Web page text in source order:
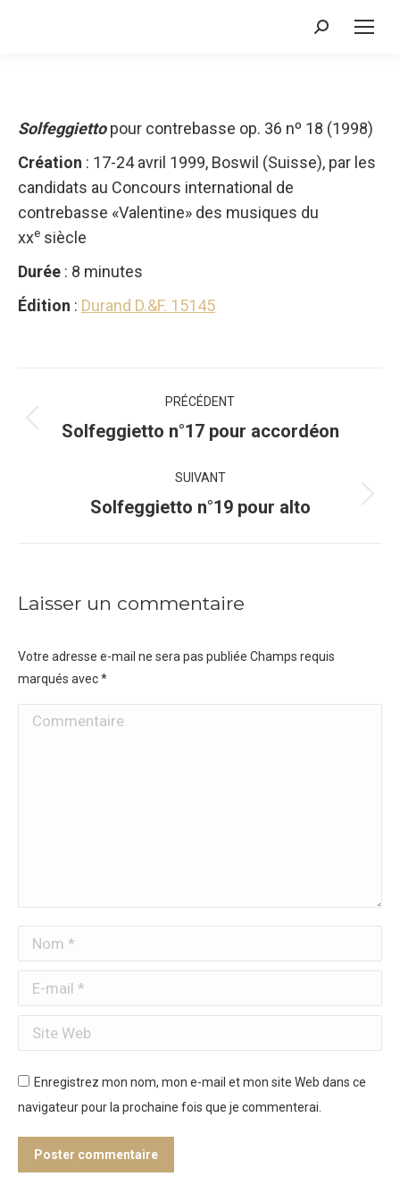
Recherche
Solfeggiettopour contrebasse op. 36 nº 18 (1998)
Création : 17-24 avril 1999, Boswil (Suisse), par les
candidats au Concours international de
contrebasse «Valentine» des musiques du
xxe siècle
Durée : 8 minutes
Édition : Durand D.&F. 15145
de
PRÉCÉDENT
Onglet
Solfeggietto n°17 pour accordéon
SUIVANT
Projets
Solfeggietto n°19 pour alto
Laisser un commentaire
Votre adresse e-mail ne sera pas publiée Champs requis
marqués avec*
Commentaire
Nom *
E-mail *
Site Web
Enregistrez mon nom, mon e-mail et mon site Web dans ce
navigateur pour la prochaine fois que je commenterai.
Poster commentaire